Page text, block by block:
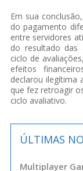
Em sua
do pagamento
entre servidores
do resultado das
ciclo de
efeitos
declarou ilegítima
que fez retroagir
ciclo avaliativo.
ÚLTIMAS
Multiplayer